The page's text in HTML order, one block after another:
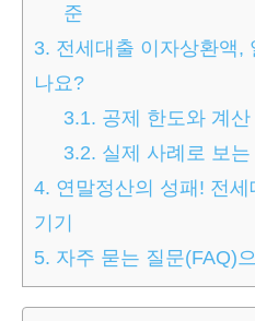
준
3. 전세대출 이자상환액,
나요?
3.1. 공제 한도와 계
3.2. 실제 사례로 보
4. 연말정산의 성패! 전
기기
5. 자주 묻는 질문(FAQ)